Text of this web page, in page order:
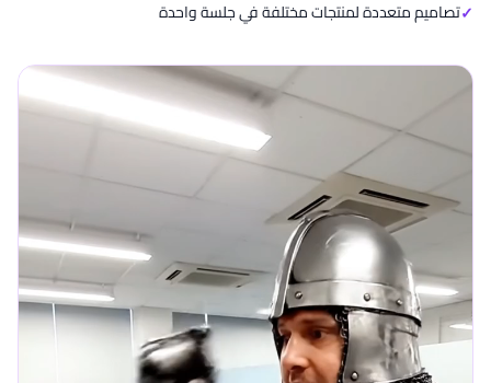
تصاميم متعددة لمنتجات مختلفة في جلسة واحدة